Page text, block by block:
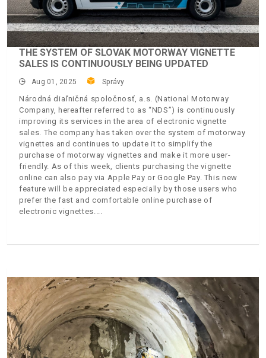
THE SYSTEM OF SLOVAK MOTORWAY VIGNETTE
SALES IS CONTINUOUSLY BEING UPDATED
Aug 01, 2025 Správy
Národná diaľničná spoločnosť, a.s. (National Motorway
Company, hereafter referred to as “NDS”) is continuously
improving its services in the area of electronic vignette
sales. The company has taken over the system of motorway
vignettes and continues to update it to simplify the
purchase of motorway vignettes and make it more user-
friendly. As of this week, clients purchasing the vignette
online can also pay via Apple Pay or Google Pay. This new
feature will be appreciated especially by those users who
prefer the fast and comfortable online purchase of
electronic vignettes.